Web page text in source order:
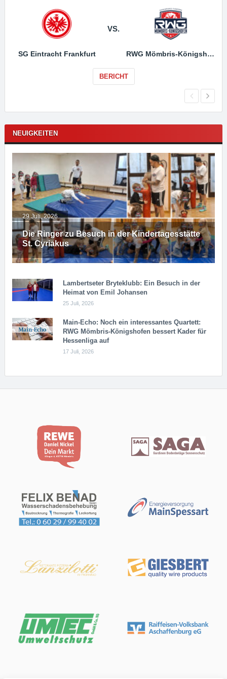
SG Eintracht Frankfurt
VS.
RWG Mömbris-Königshofen
BERICHT
NEUIGKEITEN
Die Ringer zu Besuch in der Kindertagesstätte
St. Cyriakus
29 Juli, 2026
Lambertseter Bryteklubb: Ein Besuch in der
Heimat von Emil Johansen
25 Juli, 2026
Main-Echo: Noch ein in­ter­es­san­tes Quar­tett:
RWG Möm­b­ris-Kö­n­igs­ho­fen bessert Kader für
Hessenliga auf
17 Juli, 2026